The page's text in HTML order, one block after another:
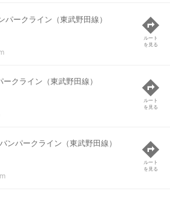
パークライン（東武野田線）
ルート
を見る
クライン（東武野田線）
ルート
を見る
ンパークライン（東武野田線）
ルート
を見る